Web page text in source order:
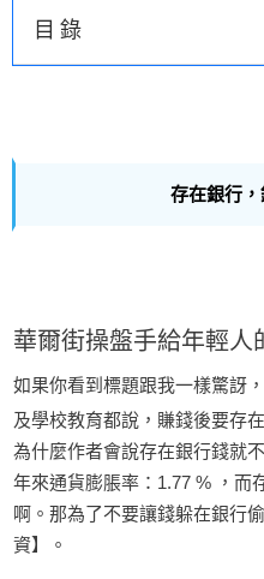
目錄
存在銀行，
華爾街操盤手給年輕人
如果你看到標題跟我一樣驚訝
及學校教育都說，賺錢後要存
為什麼作者會說存在銀行錢就
年來通貨膨脹率：1.77 % ，而
啊。那為了不要讓錢躲在銀行
資】。